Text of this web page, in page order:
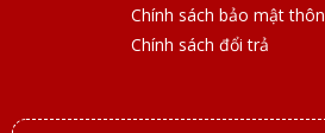
Chính sách bảo mật
Chính sách đổi trả